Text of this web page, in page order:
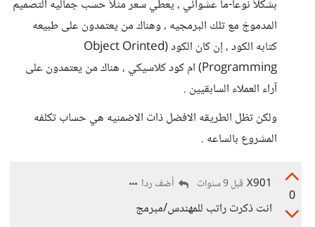
بشكلاً نوعاً-ما عشوائي ، يعطي سعر مثلاً حسب جماليه التصميم
المدموجَ مع تلك البرمجيه ، وهناك من يعتمدون على طبيعه
كتابه الكود ، إن كان الكود (Object Orinted
Programming) ام كود كلاسيكي ، هناك من يعتمدون على
آراء العملاء السابقيين .
ولكن تظل الطريقه الافضل ذات الاضمنيه هي حساب تكلفه
المشروع بالساعه .
0
X901 قبل 9 سنوات أضف ردا
انت ذكرت راتب للمهندس/مبرمج